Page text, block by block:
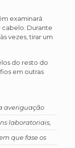
examinará
Durante
vezes, tirar um
do resto do
em outras
averiguação
laboratoriais,
que fase os